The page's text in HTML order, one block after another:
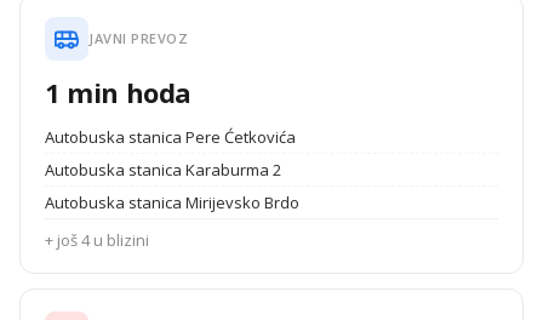
JAVNI PREVOZ
1 min hoda
Autobuska stanica Pere Ćetkovića
Autobuska stanica Karaburma 2
Autobuska stanica Mirijevsko Brdo
+ još 4 u blizini